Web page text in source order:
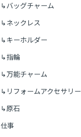
↳バッグチャーム
↳ネックレス
↳キーホルダー
↳指輪
↳万能チャーム
↳リフォームアクセサリー
↳原石
仕事